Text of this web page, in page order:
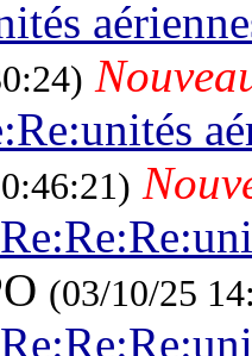
(03/10/25